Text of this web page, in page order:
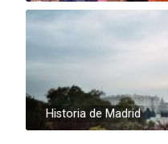
Historia de Madrid